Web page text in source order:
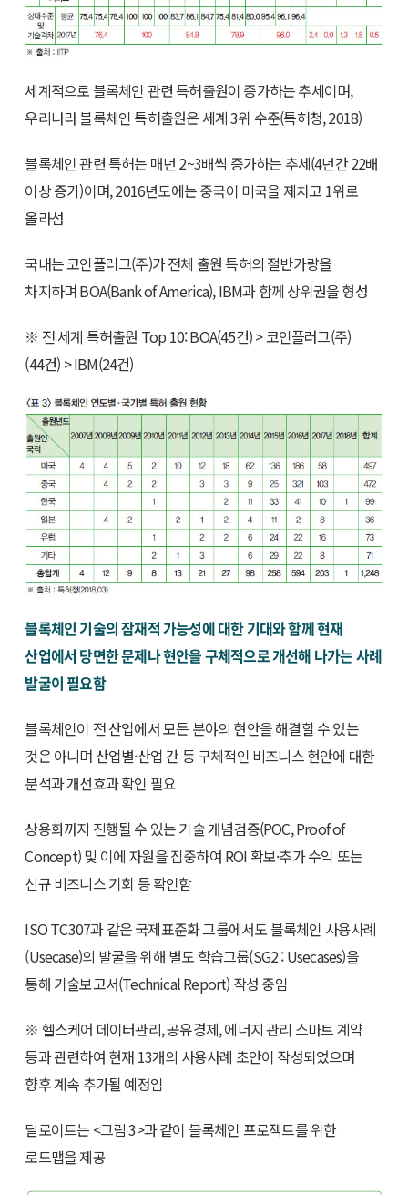
세계적으로 블록체인 관련 특허출원이 증가하는 추세이며,
우리나라 블록체인 특허출원은 세계 3위 수준(특허청, 2018)
블록체인 관련 특허는 매년 2~3배씩 증가하는 추세(4년간 22배
이상 증가)이며, 2016년도에는 중국이 미국을 제치고 1위로
올라섬
국내는 코인플러그(주)가 전체 출원 특허의 절반가량을
차지하며 BOA(Bank of America), IBM과 함께 상위권을 형성
※ 전 세계 특허출원 Top 10: BOA(45건) > 코인플러그(주)
(44건) > IBM(24건)
블록체인 기술의 잠재적 가능성에 대한 기대와 함께 현재
산업에서 당면한 문제나 현안을 구체적으로 개선해 나가는 사례
발굴이 필요함
블록체인이 전 산업에서 모든 분야의 현안을 해결할 수 있는
것은 아니며 산업별·산업 간 등 구체적인 비즈니스 현안에 대한
분석과 개선효과 확인 필요
상용화까지 진행될 수 있는 기술 개념검증(POC, Proof of
Concept) 및 이에 자원을 집중하여 ROI 확보·추가 수익 또는
신규 비즈니스 기회 등 확인함
ISO TC307과 같은 국제표준화 그룹에서도 블록체인 사용사례
(Usecase)의 발굴을 위해 별도 학습그룹(SG2 : Usecases)을
통해 기술보고서(Technical Report) 작성 중임
※ 헬스케어 데이터관리, 공유경제, 에너지 관리 스마트 계약
등과 관련하여 현재 13개의 사용사례 초안이 작성되었으며
향후 계속 추가될 예정임
딜로이트는 <그림 3>과 같이 블록체인 프로젝트를 위한
로드맵을 제공